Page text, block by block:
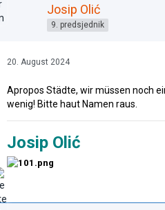
Josip Olić
9. predsjednik
20. August 2024
Apropos Städte, wir müssen noch
wenig! Bitte haut Namen raus.
Josip Olić